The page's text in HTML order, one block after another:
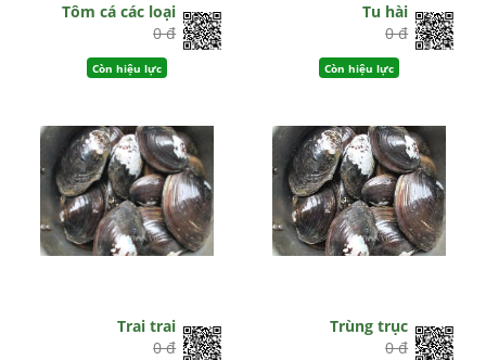
Tôm cá các loại
0 đ
Còn hiệu lực
Tu hài
0 đ
Còn hiệu lực
Trai trai
0 đ
Trùng trục
0 đ